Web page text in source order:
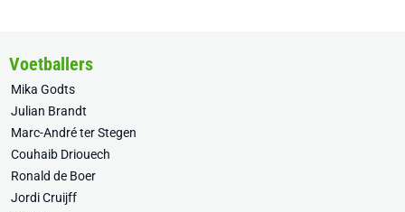
Voetballers
Mika Godts
Julian Brandt
Marc-André ter Stegen
Couhaib Driouech
Ronald de Boer
Jordi Cruijff